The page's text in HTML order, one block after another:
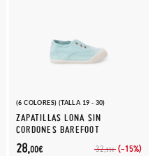
(6 COLORES) (TALLA 19 - 30)
ZAPATILLAS LONA SIN
CORDONES BAREFOOT
32,95€ (-15%)
28,00€